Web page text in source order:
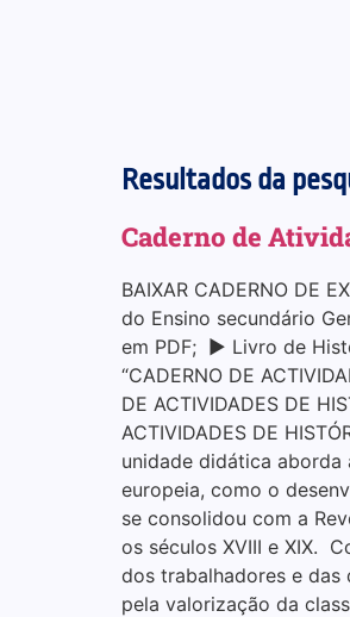
Resultados da
Caderno de
BAIXAR CADERNO DE
do Ensino secundário
em PDF; ▶ Livro de
“CADERNO DE
DE ACTIVIDADES DE
ACTIVIDADES DE
unidade didática aborda
europeia, como o
se consolidou com a
os séculos XVIII e XIX.
dos trabalhadores e
pela valorização da